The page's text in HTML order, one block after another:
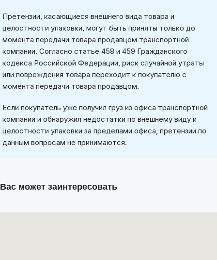
Претензии, касающиеся внешнего вида товара и
целостности упаковки, могут быть приняты только до
момента передачи товара продавцом транспортной
компании. Согласно статье 458 и 459 Гражданского
кодекса Российской Федерации, риск случайной утраты
или повреждения товара переходит к покупателю с
момента передачи товара продавцом.
Если покупатель уже получил груз из офиса транспортной
компании и обнаружил недостатки по внешнему виду и
целостности упаковки за пределами офиса, претензии по
данным вопросам не принимаются.
Вас может заинтересовать